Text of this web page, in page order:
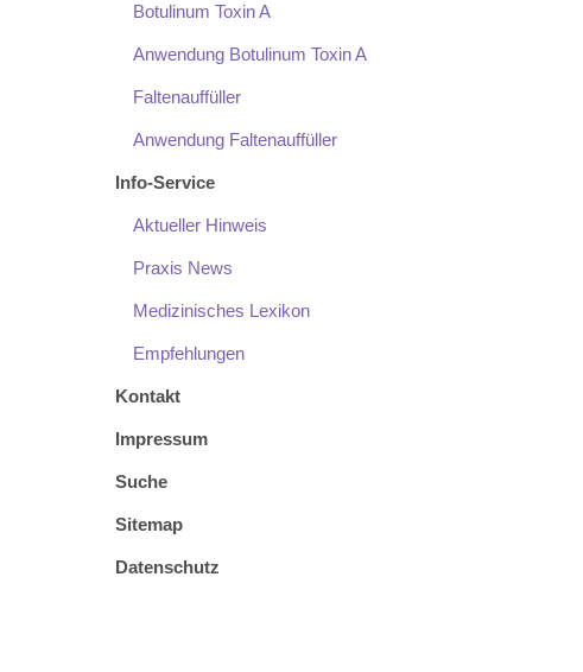
Botulinum Toxin A
Anwendung Botulinum Toxin A
Faltenauffüller
Anwendung Faltenauffüller
Info-Service
Aktueller Hinweis
Praxis News
Medizinisches Lexikon
Empfehlungen
Kontakt
Impressum
Suche
Sitemap
Datenschutz